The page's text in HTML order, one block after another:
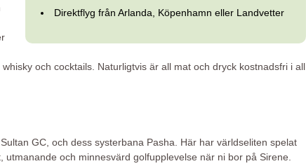
Direktflyg från Arlanda, Köpenhamn eller Landvetter
och cocktails. Naturligtvis är all mat och dryck kostnadsfri i all
GC, och dess systerbana Pasha. Här har världseliten spelat
och minnesvärd golfupplevelse när ni bor på Sirene.